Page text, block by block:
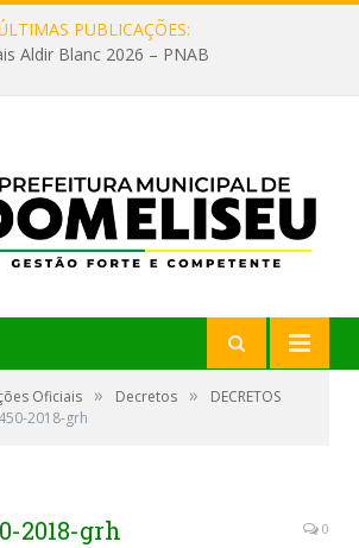
PUBLICAÇÕES:
Aldir Blanc 2026 – PNAB
Oficiais » Decretos »
DECRETOS
2018-grh
2018-grh 0